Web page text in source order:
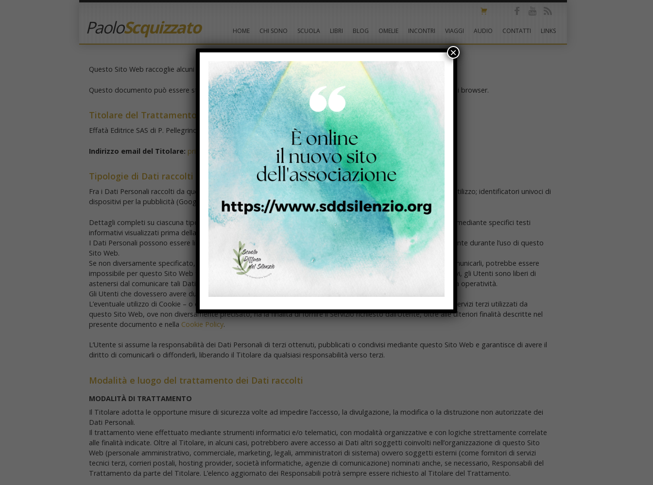
PaoloScquizzato HOME CHI SONO SCUOLA LIBRI BLOG OMELIE INCONTRI VIAGGI AUDIO CONTATTI LINKS
Questo Sito Web raccoglie alcuni Dati Personali dei propri Utenti.
Questo documento può essere stampato utilizzando il comando di stampa presente nelle impostazioni di qualsiasi browser.
Titolare del Trattamento dei Dati
Effatà Editrice SAS di P. Pellegrino – Via Tre Denti, 1 – 10060 Cantalupa (TO)
Indirizzo email del Titolare: privacy@effata.it
Tipologie di Dati raccolti
Fra i Dati Personali raccolti da questo Sito Web, in modo autonomo o tramite terze parti, ci sono: Cookie; Dati di utilizzo; identificatori univoci di
dispositivi per la pubblicità (Google Advertiser ID o identificatore IDFA, per esempio).
Dettagli completi su ciascuna tipologia di dati raccolti sono forniti nelle sezioni dedicate di questa privacy policy o mediante specifici testi
informativi visualizzati prima della raccolta dei dati stessi.
I Dati Personali possono essere liberamente forniti dall’Utente o, nel caso di Dati di Utilizzo, raccolti automaticamente durante l’uso di questo
Sito Web.
Se non diversamente specificato, tutti i Dati richiesti da questo Sito Web sono obbligatori. Se l’Utente rifiuta di comunicarli, potrebbe essere
impossibile per questo Sito Web fornire il Servizio. Nei casi in cui questo Sito Web indichi alcuni Dati come facoltativi, gli Utenti sono liberi di
astenersi dal comunicare tali Dati, senza che ciò abbia alcuna conseguenza sulla disponibilità del Servizio o sulla sua operatività.
Gli Utenti che dovessero avere dubbi su quali Dati siano obbligatori, sono incoraggiati a contattare il Titolare.
L’eventuale utilizzo di Cookie – o di altri strumenti di tracciamento – da parte di questo Sito Web o dei titolari dei servizi terzi utilizzati da
questo Sito Web, ove non diversamente precisato, ha la finalità di fornire il Servizio richiesto dall’Utente, oltre alle ulteriori finalità descritte nel
presente documento e nella Cookie Policy.
L’Utente si assume la responsabilità dei Dati Personali di terzi ottenuti, pubblicati o condivisi mediante questo Sito Web e garantisce di avere il
diritto di comunicarli o diffonderli, liberando il Titolare da qualsiasi responsabilità verso terzi.
Modalità e luogo del trattamento dei Dati raccolti
MODALITÀ DI TRATTAMENTO
Il Titolare adotta le opportune misure di sicurezza volte ad impedire l’accesso, la divulgazione, la modifica o la distruzione non autorizzate dei
Dati Personali.
Il trattamento viene effettuato mediante strumenti informatici e/o telematici, con modalità organizzative e con logiche strettamente correlate
alle finalità indicate. Oltre al Titolare, in alcuni casi, potrebbero avere accesso ai Dati altri soggetti coinvolti nell’organizzazione di questo Sito
Web (personale amministrativo, commerciale, marketing, legali, amministratori di sistema) ovvero soggetti esterni (come fornitori di servizi
tecnici terzi, corrieri postali, hosting provider, società informatiche, agenzie di comunicazione) nominati anche, se necessario, Responsabili del
Trattamento da parte del Titolare. L’elenco aggiornato dei Responsabili potrà sempre essere richiesto al Titolare del Trattamento.
×